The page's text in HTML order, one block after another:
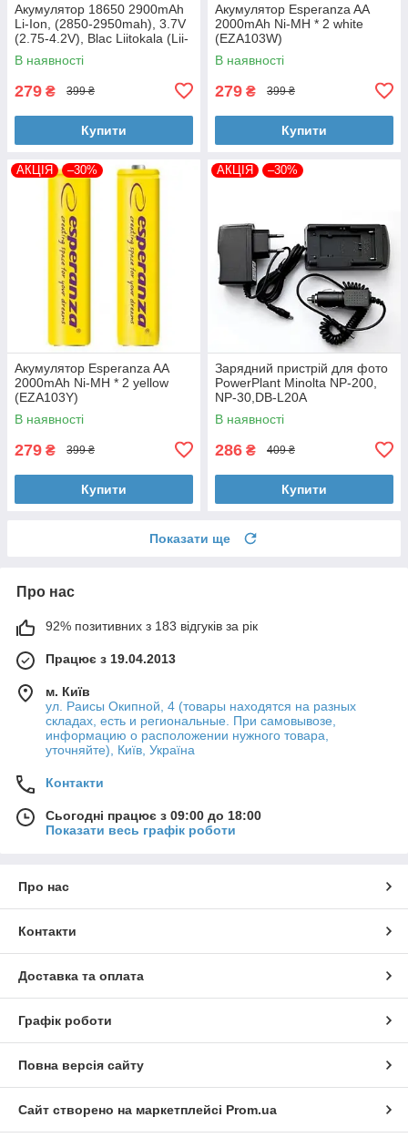
Акумулятор 18650 2900mAh
Li-Ion, (2850-2950mah), 3.7V
(2.75-4.2V), Blac Liitokala (Lii-
29A)
В наявності
279 ₴ 399 ₴
Купити
Акумулятор Esperanza AA
2000mAh Ni-MH * 2 white
(EZA103W)
В наявності
279 ₴ 399 ₴
Купити
АКЦІЯ –30%
Акумулятор Esperanza AA
2000mAh Ni-MH * 2 yellow
(EZA103Y)
В наявності
279 ₴ 399 ₴
Купити
АКЦІЯ –30%
Зарядний пристрій для фото
PowerPlant Minolta NP-200,
NP-30,DB-L20A
(DB07DV2925)
В наявності
286 ₴ 409 ₴
Купити
Показати ще
Про нас
92% позитивних з 183 відгуків за рік
Працює з 19.04.2013
м. Київ
ул. Раисы Окипной, 4 (товары находятся на разных
складах, есть и региональные. При самовывозе,
информацию о расположении нужного товара,
уточняйте), Київ, Україна
Контакти
Сьогодні працює з 09:00 до 18:00
Показати весь графік роботи
Про нас
Контакти
Доставка та оплата
Графік роботи
Повна версія сайту
Сайт створено на маркетплейсі Prom.ua